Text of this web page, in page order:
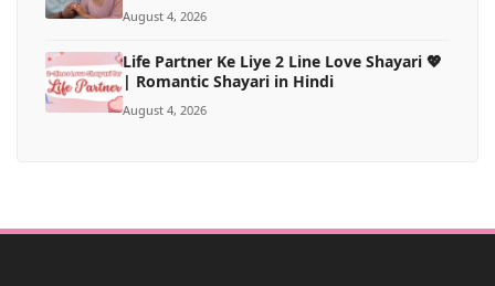
August 4, 2026
Life Partner Ke Liye 2 Line Love Shayari 💖
| Romantic Shayari in Hindi
August 4, 2026